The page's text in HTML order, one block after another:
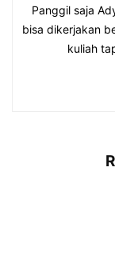
Panggil saja
bisa dikerjakan
kuliah